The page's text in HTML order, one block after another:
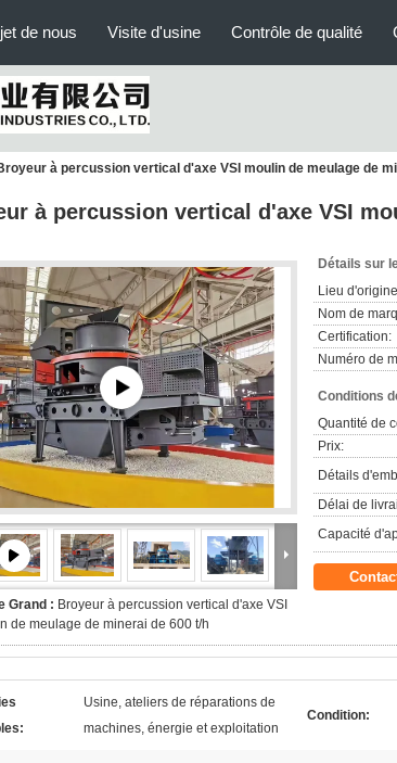
de nous Visite d'usine Contrôle de qualité
à percussion vertical d'axe VSI moulin de meulage de
à percussion vertical d'axe VSI
Grand : Broyeur à percussion vertical d'axe VSI
de meulage de minerai de 600 t/h
Détails sur
Lieu
Nom de
Certification:
Numéro de
Conditions
Quantité de
Prix:
Détails
Délai de
Capacité
Usine, ateliers de réparations de
machines, énergie et exploitation
Condition: